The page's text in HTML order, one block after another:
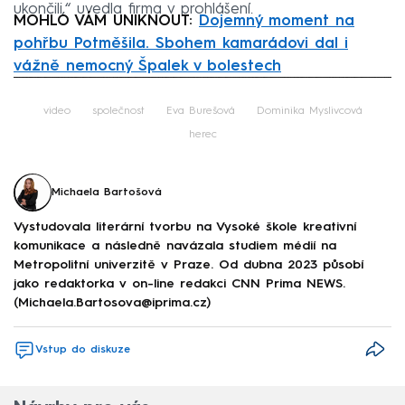
ukončili,“ uvedla firma v prohlášení.
MOHLO VÁM UNIKNOUT:
Dojemný moment na
pohřbu Potměšila. Sbohem kamarádovi dal i
vážně nemocný Špalek v bolestech
video společnost Eva Burešová Dominika Myslivcová
herec
Michaela Bartošová
Vystudovala literární tvorbu na Vysoké škole kreativní
komunikace a následně navázala studiem médií na
Metropolitní univerzitě v Praze. Od dubna 2023 působí
jako redaktorka v on-line redakci CNN Prima NEWS.
(Michaela.Bartosova@iprima.cz)
Vstup do diskuze